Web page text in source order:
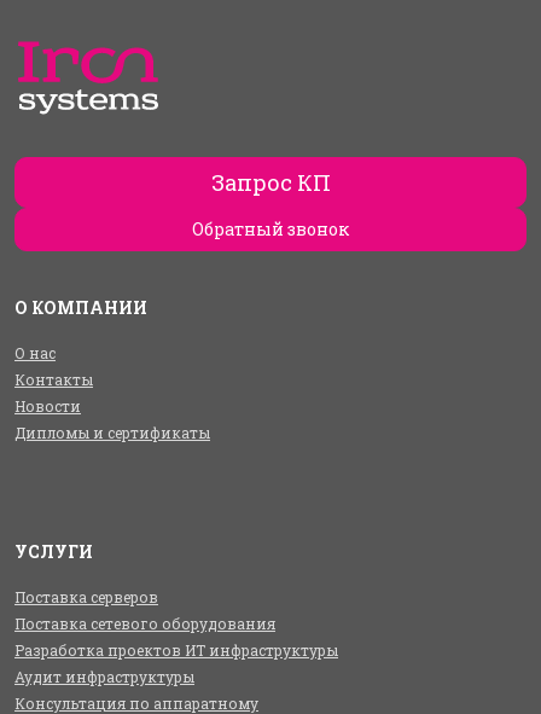
Запрос КП
Обратный звонок
О КОМПАНИИ
О нас
Контакты
Новости
Дипломы и сертификаты
УСЛУГИ
Поставка серверов
Поставка сетевого оборудования
Разработка проектов ИТ инфраструктуры
Аудит инфраструктуры
Консультация по аппаратному